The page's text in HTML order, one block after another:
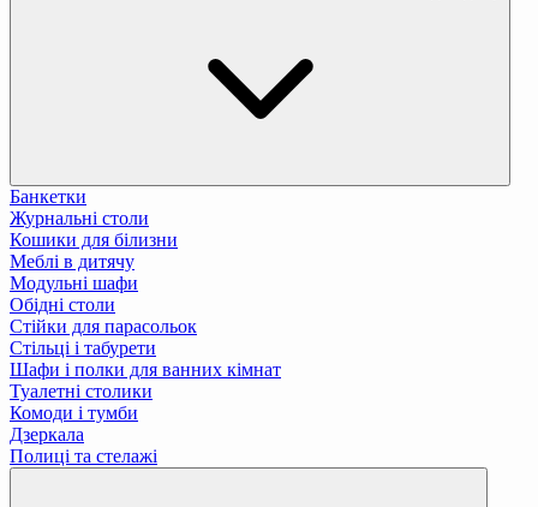
Банкетки
Журнальні столи
Кошики для білизни
Меблі в дитячу
Модульні шафи
Обідні столи
Стійки для парасольок
Стільці і табурети
Шафи і полки для ванних кімнат
Туалетні столики
Комоди і тумби
Дзеркала
Полиці та стелажі